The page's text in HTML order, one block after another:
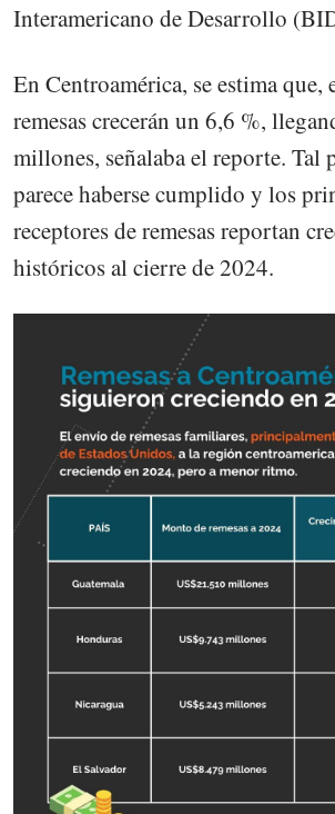
Interamericano de Desarrollo
En Centroamérica, se estima que,
remesas crecerán un 6,6 %,
millones, señalaba el reporte. Tal
parece haberse cumplido y los
receptores de remesas reportan
históricos al cierre de 2024.